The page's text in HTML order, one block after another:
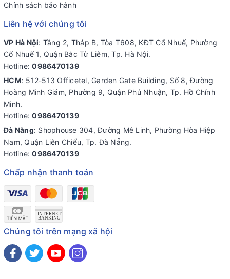
Chính sách bảo hành
Liên hệ với chúng tôi
VP Hà Nội: Tầng 2, Tháp B, Tòa T608, KĐT Cổ Nhuế, Phường
Cổ Nhuế 1, Quận Bắc Từ Liêm, Tp. Hà Nội.
Hotline:0986470139
HCM: 512-513 Officetel, Garden Gate Building, Số 8, Đường
Hoàng Minh Giám, Phường 9, Quận Phú Nhuận, Tp. Hồ Chính
Minh.
Hotline:0986470139
Đà Nẵng: Shophouse 304, Đường Mê Linh, Phường Hòa Hiệp
Nam, Quận Liên Chiểu, Tp. Đà Nẵng.
Hotline:0986470139
Chấp nhận thanh toán
Chúng tôi trên mạng xã hội